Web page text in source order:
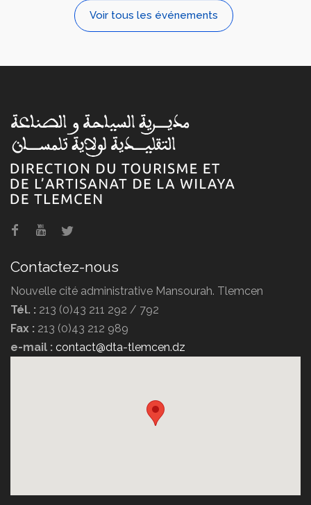
Voir tous les événements
Contactez-nous
Nouvelle cité administrative Mansourah. Tlemcen
Tél. : 213 (0)43 211 292 / 792
Fax : 213 (0)43 212 989
e-mail : contact@dta-tlemcen.dz